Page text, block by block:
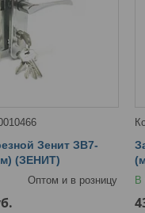
Зенит ЗВ7-
(ЗЕНИТ)
Оптом и в розницу В